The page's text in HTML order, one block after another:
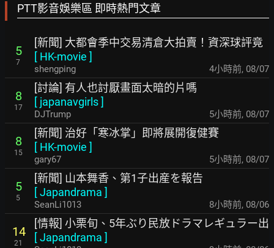
PTT影音娛樂區 即時熱門文章
5
7
[新聞] 大都會季中交易清倉大拍賣！資深球評竟
[ HK-movie ]
shengping 4小時前, 08/07
8
17
[討論] 有人也討厭畫面太暗的片嗎
[ japanavgirls]
DJTrump 5小時前, 08/07
8
15
[新聞] 治好「寒冰掌」即將展開復健賽
[ HK-movie ]
gary67 5小時前, 08/07
5
5
[新聞] 山本舞香、第1子出産を報告
[Japandrama ]
SeanLi1013 8小時前, 08/06
14
21
[情報] 小栗旬、5年ぶり民放ドラマレギュラー出
[Japandrama ]